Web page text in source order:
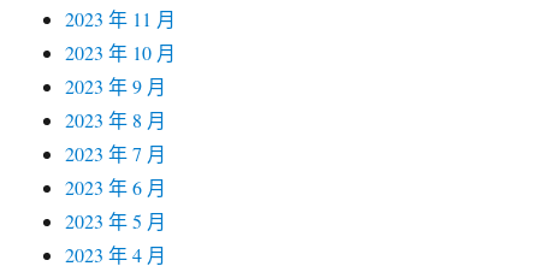
2023 年 11 月
2023 年 10 月
2023 年 9 月
2023 年 8 月
2023 年 7 月
2023 年 6 月
2023 年 5 月
2023 年 4 月